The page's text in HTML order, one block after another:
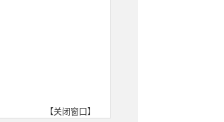
【关闭窗口】